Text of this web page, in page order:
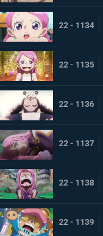
22 - 1134
22 - 1135
22 - 1136
22 - 1137
22 - 1138
22 - 1139